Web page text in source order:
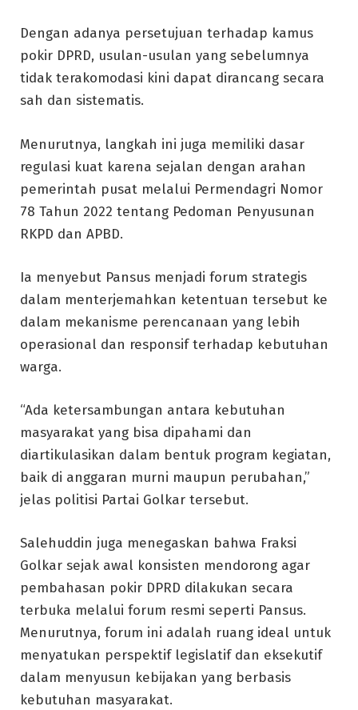
Dengan adanya persetujuan terhadap kamus
pokir DPRD, usulan-usulan yang sebelumnya
tidak terakomodasi kini dapat dirancang secara
sah dan sistematis.
Menurutnya, langkah ini juga memiliki dasar
regulasi kuat karena sejalan dengan arahan
pemerintah pusat melalui Permendagri Nomor
78 Tahun 2022 tentang Pedoman Penyusunan
RKPD dan APBD.
Ia menyebut Pansus menjadi forum strategis
dalam menterjemahkan ketentuan tersebut ke
dalam mekanisme perencanaan yang lebih
operasional dan responsif terhadap kebutuhan
warga.
“Ada ketersambungan antara kebutuhan
masyarakat yang bisa dipahami dan
diartikulasikan dalam bentuk program kegiatan,
baik di anggaran murni maupun perubahan,”
jelas politisi Partai Golkar tersebut.
Salehuddin juga menegaskan bahwa Fraksi
Golkar sejak awal konsisten mendorong agar
pembahasan pokir DPRD dilakukan secara
terbuka melalui forum resmi seperti Pansus.
Menurutnya, forum ini adalah ruang ideal untuk
menyatukan perspektif legislatif dan eksekutif
dalam menyusun kebijakan yang berbasis
kebutuhan masyarakat.